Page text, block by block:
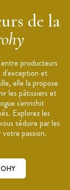
l'abri de la
d’origine fermé
de la
producteurs
d'exception et
elle la propose
les pâtissiers et
s'enrichit
Explorez les
séduire par les
passion.